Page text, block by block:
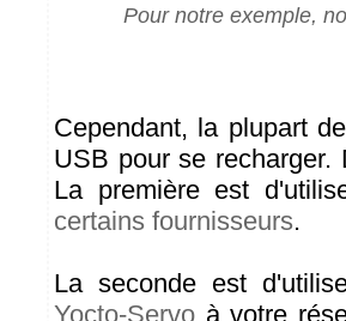
Pour notre exemple,
Cependant, la plupart
USB pour se
La première est
certains fournisseurs.
La seconde est
Yocto-Servo à votre